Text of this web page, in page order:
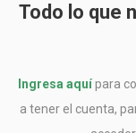
Todo lo que
Ingresa aquípara
a tener el cuenta,